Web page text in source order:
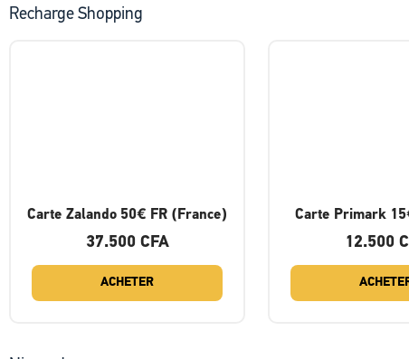
Recharge Shopping
Carte Zalando 50€ FR (France)
37.500 CFA
ACHETER
Carte Primark
12.500